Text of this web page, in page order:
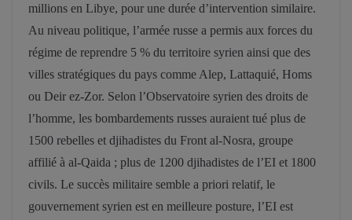
millions en Libye, pour une durée d’intervention similaire.
Au niveau politique, l’armée russe a permis aux forces du
régime de reprendre 5 % du territoire syrien ainsi que des
villes stratégiques du pays comme Alep, Lattaquié, Homs
ou Deir ez-Zor. Selon l’Observatoire syrien des droits de
l’homme, les bombardements russes auraient tué plus de
1500 rebelles et djihadistes du Front al-Nosra, groupe
affilié à al-Qaida ; plus de 1200 djihadistes de l’EI et 1800
civils. Le succès militaire semble a priori relatif, le
gouvernement syrien est en meilleure posture, l’EI est